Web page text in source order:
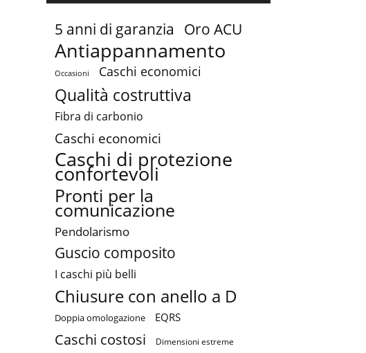
5 anni di garanzia Oro ACU
Antiappannamento
Occasioni Caschi economici
Qualità costruttiva
Fibra di carbonio
Caschi economici
Caschi di protezione
confortevoli
Pronti per la
comunicazione
Pendolarismo
Guscio composito
I caschi più belli
Chiusure con anello a D
Doppia omologazione EQRS
Caschi costosi Dimensioni estreme